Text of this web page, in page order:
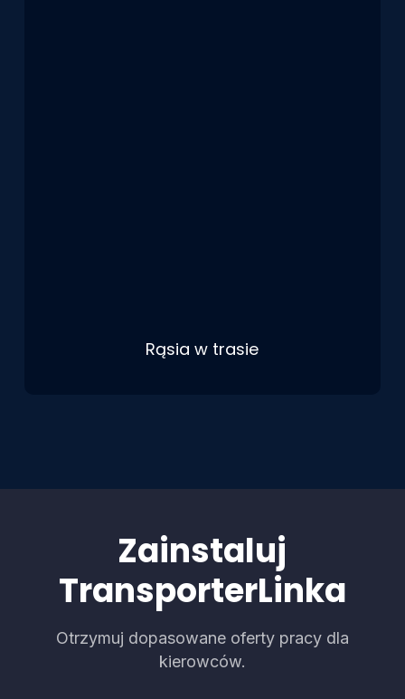
Rąsia w trasie
Zainstaluj
TransporterLinka
Otrzymuj dopasowane oferty pracy dla
kierowców.